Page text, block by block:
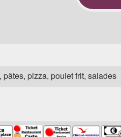
pizza, poulet frit, salades